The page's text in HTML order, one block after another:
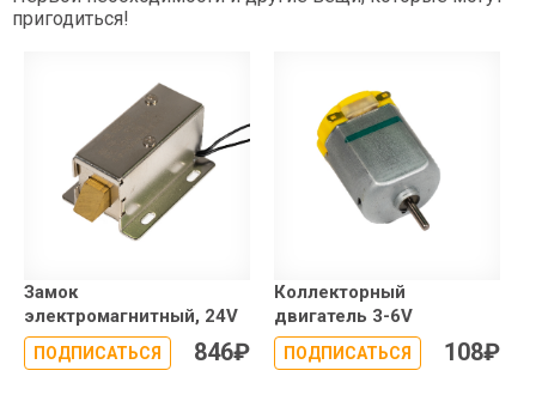
пригодиться!
Замок
электромагнитный, 24V
ПОДПИСАТЬСЯ 846₽
Коллекторный
двигатель 3-6V
ПОДПИСАТЬСЯ 108₽